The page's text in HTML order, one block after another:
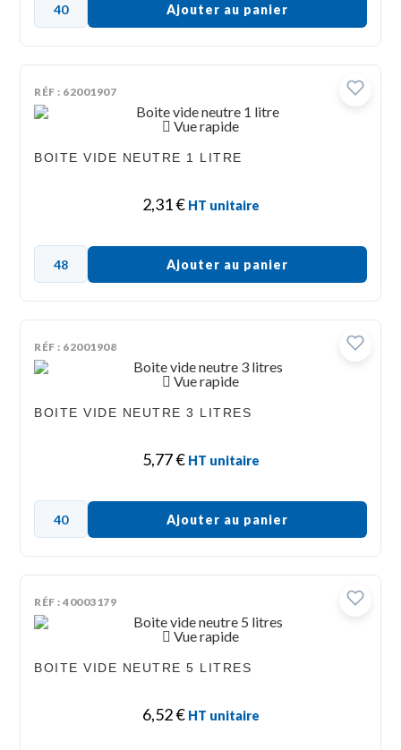
Ajouter au panier
RÉF : 62001907
Vue rapide
BOITE VIDE NEUTRE 1 LITRE
2,31€ HT unitaire
Ajouter au panier
RÉF : 62001908
Vue rapide
BOITE VIDE NEUTRE 3 LITRES
5,77€ HT unitaire
Ajouter au panier
RÉF : 40003179
Vue rapide
BOITE VIDE NEUTRE 5 LITRES
6,52€ HT unitaire